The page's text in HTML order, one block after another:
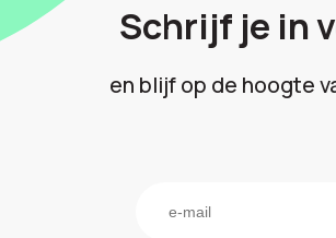
Schrijf je in
en blijf op de hoogte